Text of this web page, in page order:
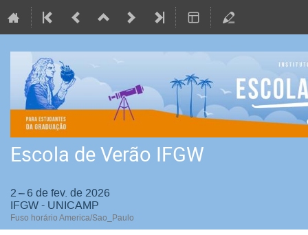
Escola de Verão IFGW
2 – 6 de fev. de 2026
IFGW - UNICAMP
Fuso horário America/Sao_Paulo